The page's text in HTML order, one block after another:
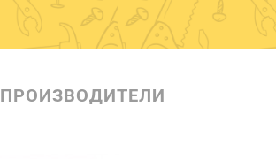
ПРОИЗВОДИТЕЛИ